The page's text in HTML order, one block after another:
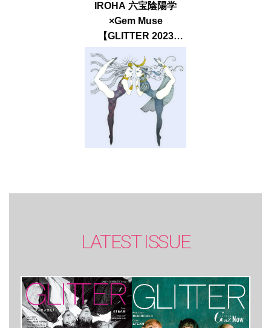
IROHA 六宝陰陽学
×Gem Muse
【GLITTER 2023
SUMMER issue】
LATEST ISSUE